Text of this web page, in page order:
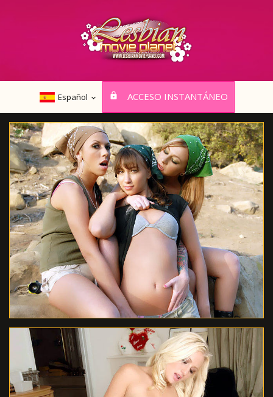
Español ACCESO INSTANTÁNEO